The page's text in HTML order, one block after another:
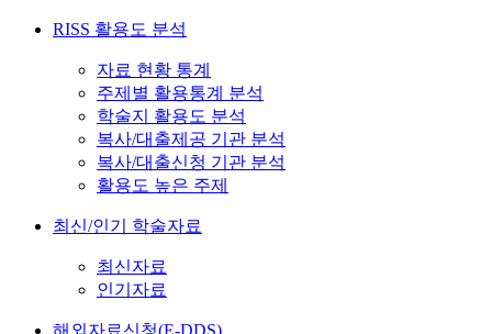
RISS 활용도 분석
자료 현황 통계
주제별 활용통계 분석
학술지 활용도 분석
복사/대출제공 기관 분석
복사/대출신청 기관 분석
활용도 높은 주제
최신/인기 학술자료
최신자료
인기자료
해외자료신청(E-DDS)